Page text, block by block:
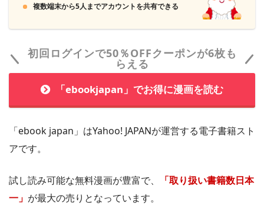
画を購入できます。
「まんが王国」は月額コース以外は都度課金なので、アカウ
ントを削除しなくても勝手にお金が引き落とされる心配はあ
＞＞「まんが王国」に会員登録する
複数端末から5人までアカウントを共有できる
初回ログインで50％OFFクーポンが6枚も
らえる
「ebookjapan」でお得に漫画を読む
「ebook japan」はYahoo! JAPANが運営する電子書籍スト
アです。
試し読み可能な無料漫画が豊富で、
「取り扱い書籍数日本
一」 が最大の売りとなっています。